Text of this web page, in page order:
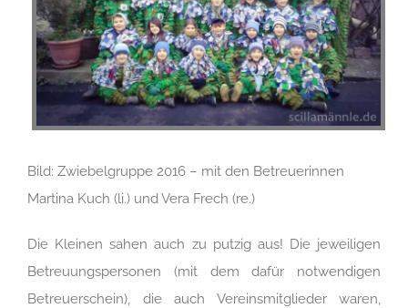
Bild: Zwiebelgruppe 2016 – mit den Betreuerinnen
Martina Kuch (li.) und Vera Frech (re.)
Die Kleinen sahen auch zu putzig aus! Die jeweiligen
Betreuungspersonen (mit dem dafür notwendigen
Betreuerschein), die auch Vereinsmitglieder waren,